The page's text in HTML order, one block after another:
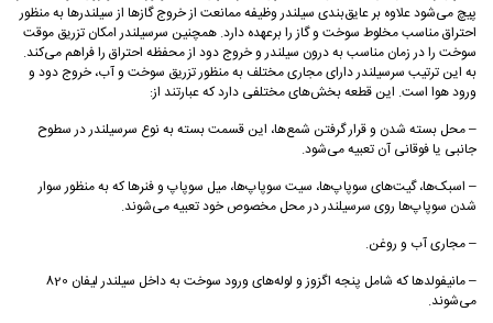
پیچ می‌شود علاوه بر عایق‌بندی سیلندر وظیفه‌ ممانعت از خروج گازها از سیلندرها به منظور
احتراق مناسب مخلوط سوخت و گاز را برعهده دارد. همچنین سرسیلندر امکان تزریق موقت
سوخت را در زمان مناسب به درون سیلندر و خروج دود از محفظه‌ احتراق را فراهم می‌کند.
به این ترتیب سرسیلندر دارای مجاری مختلف به منظور تزریق سوخت و آب، خروج دود و
ورود هوا است. این قطعه بخش‌های مختلفی دارد که عبارتند از:
– محل بسته شدن و قرار گرفتن شمع‌ها، این قسمت بسته به نوع سرسیلندر در سطوح
جانبی یا فوقانی آن تعبیه می‌شود.
– اسبک‌ها، گیت‌های سوپاپ‌ها، سیت سوپاپ‌ها، میل سوپاپ و فنرها که به منظور سوار
شدن سوپاپ‌ها روی سرسیلندر در محل مخصوص خود تعبیه می‌شوند.
– مجاری آب و روغن.
– مانیفولد‌ها که شامل پنجه اگزوز و لوله‌های ورود سوخت به داخل سیلندر لیفان 820
می‌شوند.